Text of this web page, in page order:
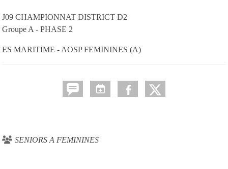
J09 CHAMPIONNAT DISTRICT D2
Groupe A - PHASE 2
ES MARITIME - AOSP FEMININES (A)
SENIORS A FEMININES